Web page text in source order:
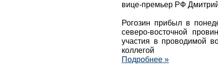
вице-премьер РФ
Рогозин прибыл в
северо-восточной
участия в проводимой
коллегой
Подробнее »